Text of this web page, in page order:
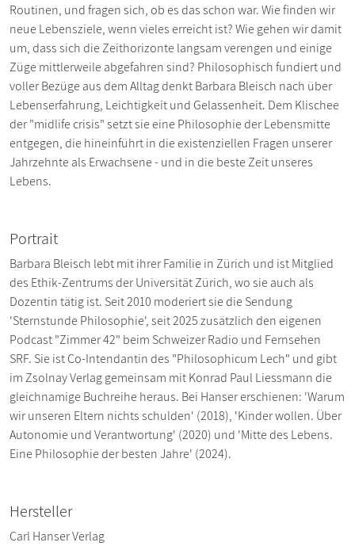
Routinen, und fragen sich, ob es das schon war. Wie finden wir
neue Lebensziele, wenn vieles erreicht ist? Wie gehen wir damit
um, dass sich die Zeithorizonte langsam verengen und einige
Züge mittlerweile abgefahren sind? Philosophisch fundiert und
voller Bezüge aus dem Alltag denkt Barbara Bleisch nach über
Lebenserfahrung, Leichtigkeit und Gelassenheit. Dem Klischee
der "midlife crisis" setzt sie eine Philosophie der Lebensmitte
entgegen, die hineinführt in die existenziellen Fragen unserer
Jahrzehnte als Erwachsene - und in die beste Zeit unseres
Lebens.
Portrait
Barbara Bleisch lebt mit ihrer Familie in Zürich und ist Mitglied
des Ethik-Zentrums der Universität Zürich, wo sie auch als
Dozentin tätig ist. Seit 2010 moderiert sie die Sendung
'Sternstunde Philosophie', seit 2025 zusätzlich den eigenen
Podcast "Zimmer 42" beim Schweizer Radio und Fernsehen
SRF. Sie ist Co-Intendantin des "Philosophicum Lech" und gibt
im Zsolnay Verlag gemeinsam mit Konrad Paul Liessmann die
gleichnamige Buchreihe heraus. Bei Hanser erschienen: 'Warum
wir unseren Eltern nichts schulden' (2018), 'Kinder wollen. Über
Autonomie und Verantwortung' (2020) und 'Mitte des Lebens.
Eine Philosophie der besten Jahre' (2024).
Hersteller
Carl Hanser Verlag